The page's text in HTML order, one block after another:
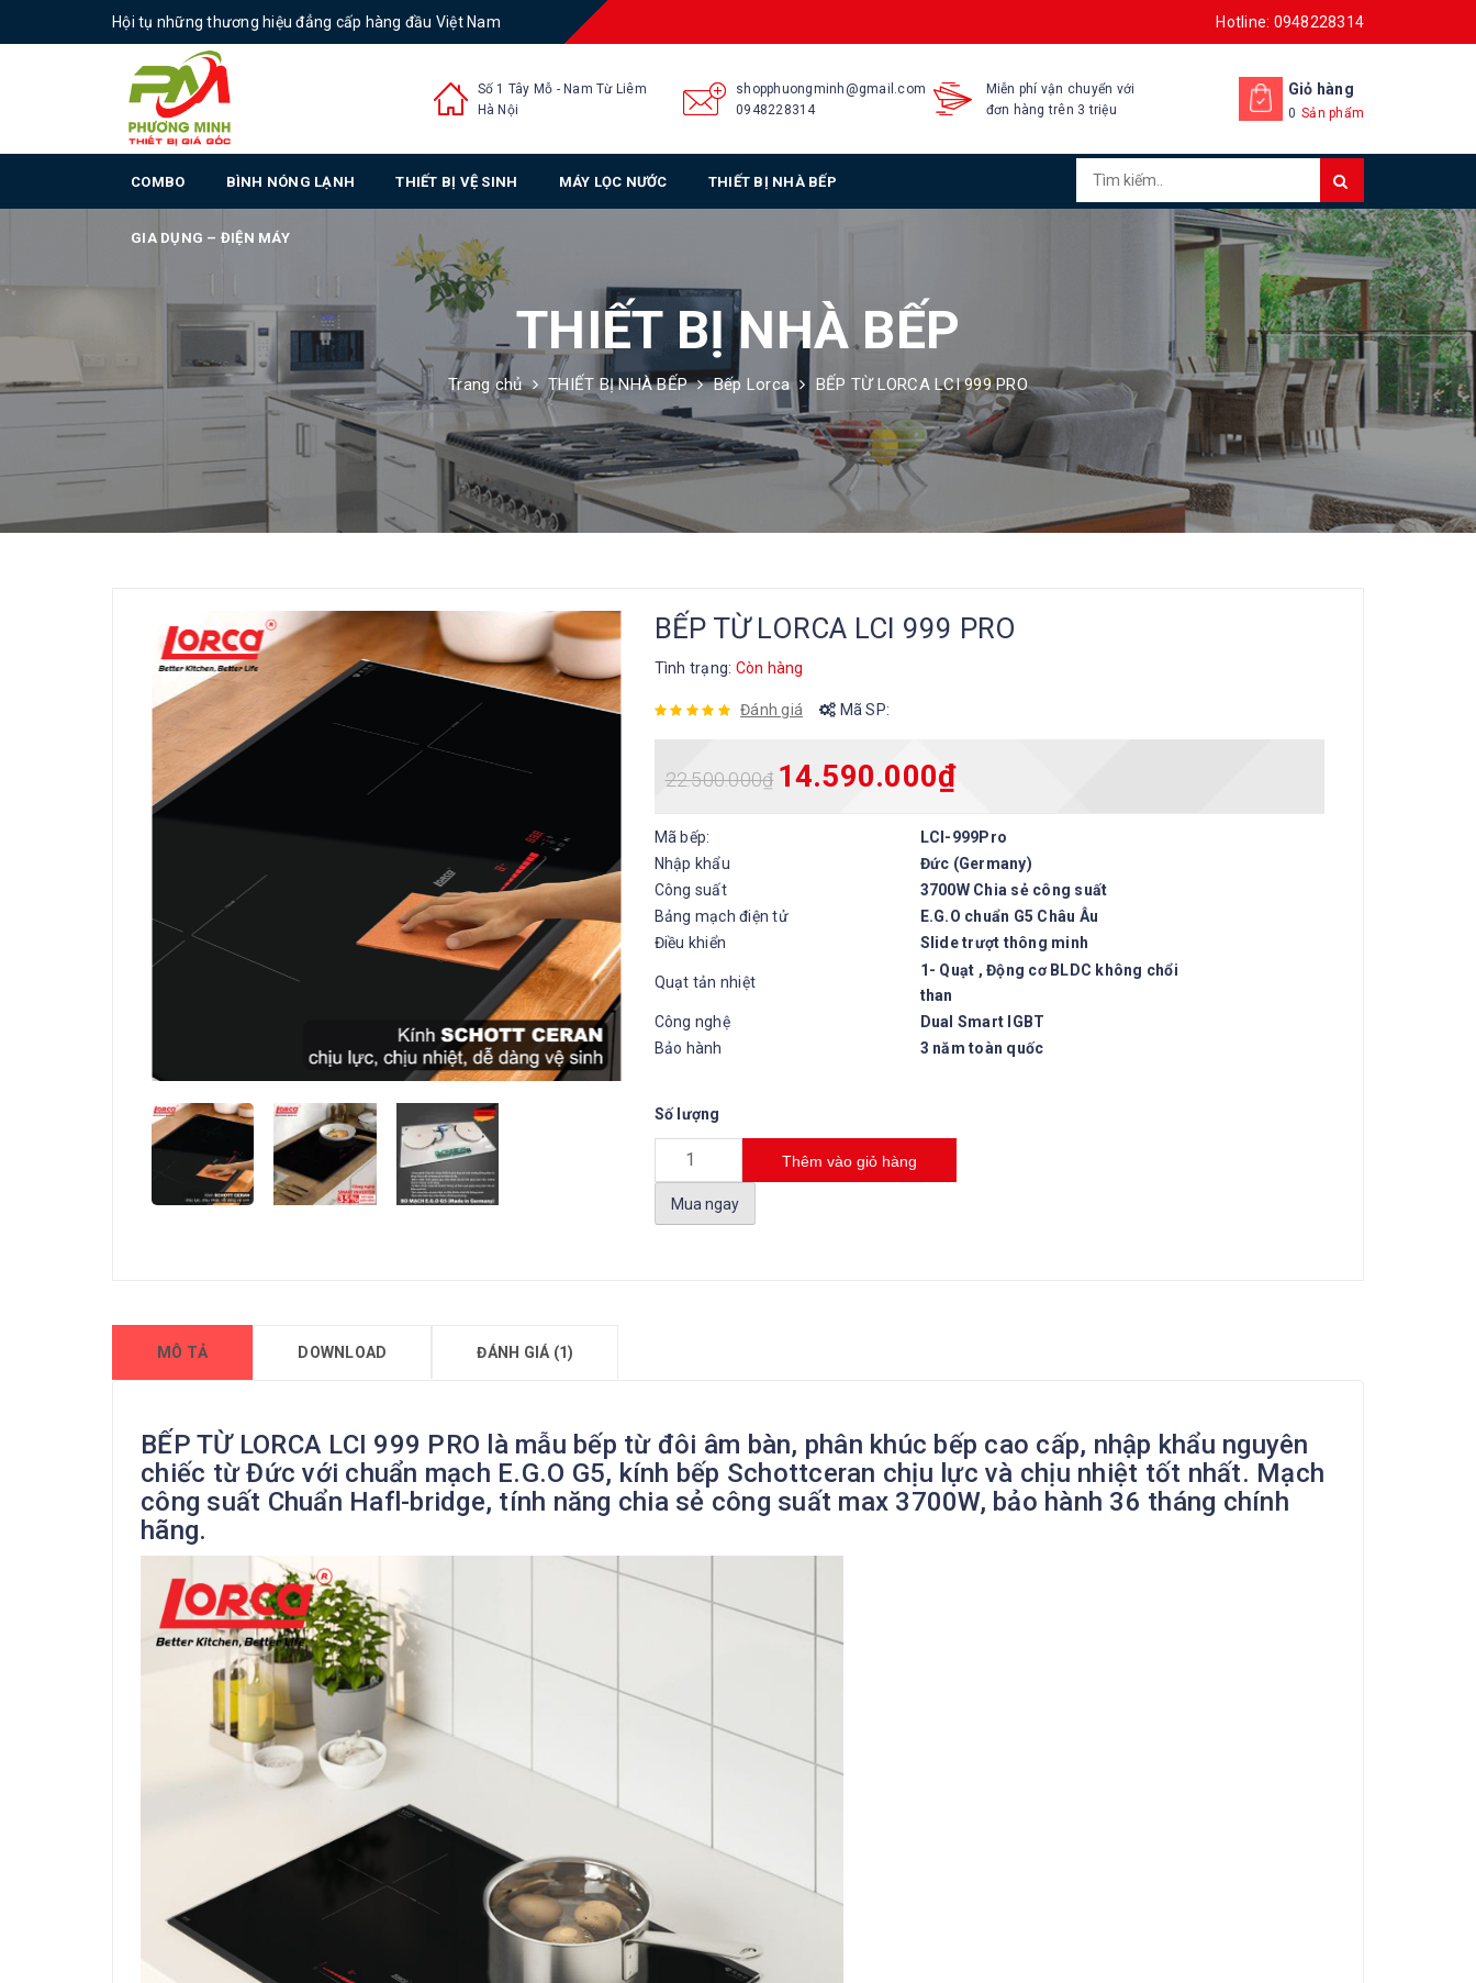
Hội tụ những thương hiệu đẳng cấp hàng đầu Việt Nam Hotline: 0948228314
Số 1 Tây Mỗ - Nam Từ Liêm
Hà Nội
shopphuongminh@gmail.com
0948228314
Miễn phí vận chuyển với
đơn hàng trên 3 triệu
Giỏ hàng
0 Sản phẩm
COMBO BÌNH NÓNG LẠNH THIẾT BỊ VỆ SINH MÁY LỌC NƯỚC THIẾT BỊ NHÀ BẾP
GIA DỤNG – ĐIỆN MÁY
THIẾT BỊ NHÀ BẾP
Trang chủ THIẾT BỊ NHÀ BẾP Bếp Lorca BẾP TỪ LORCA LCI 999 PRO
BẾP TỪ LORCA LCI 999 PRO
Tình trạng: Còn hàng
Đánh giá Mã SP:
22.500.000₫ 14.590.000₫
Mã bếp:
LCI-999Pro
Nhập khẩu
Đức (Germany)
Công suất
3700W Chia sẻ công suất
Bảng mạch điện tử
E.G.O chuẩn G5 Châu Âu
Điều khiển
Slide trượt thông minh
Quạt tản nhiệt
1- Quạt , Động cơ BLDC không chổi
than
Công nghệ
Dual Smart IGBT
Bảo hành
3 năm toàn quốc
Số lượng
Thêm vào giỏ hàng
Mua ngay
MÔ TẢ DOWNLOAD ĐÁNH GIÁ (1)
BẾP TỪ LORCA LCI 999 PRO là mẫu bếp từ đôi âm bàn, phân khúc bếp cao cấp, nhập khẩu nguyên
chiếc từ Đức với chuẩn mạch E.G.O G5, kính bếp Schottceran chịu lực và chịu nhiệt tốt nhất. Mạch
công suất Chuẩn Hafl-bridge, tính năng chia sẻ công suất max 3700W, bảo hành 36 tháng chính
hãng.